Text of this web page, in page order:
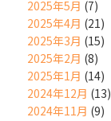
2025年5月 (7)
2025年4月 (21)
2025年3月 (15)
2025年2月 (8)
2025年1月 (14)
2024年12月 (13)
2024年11月 (9)